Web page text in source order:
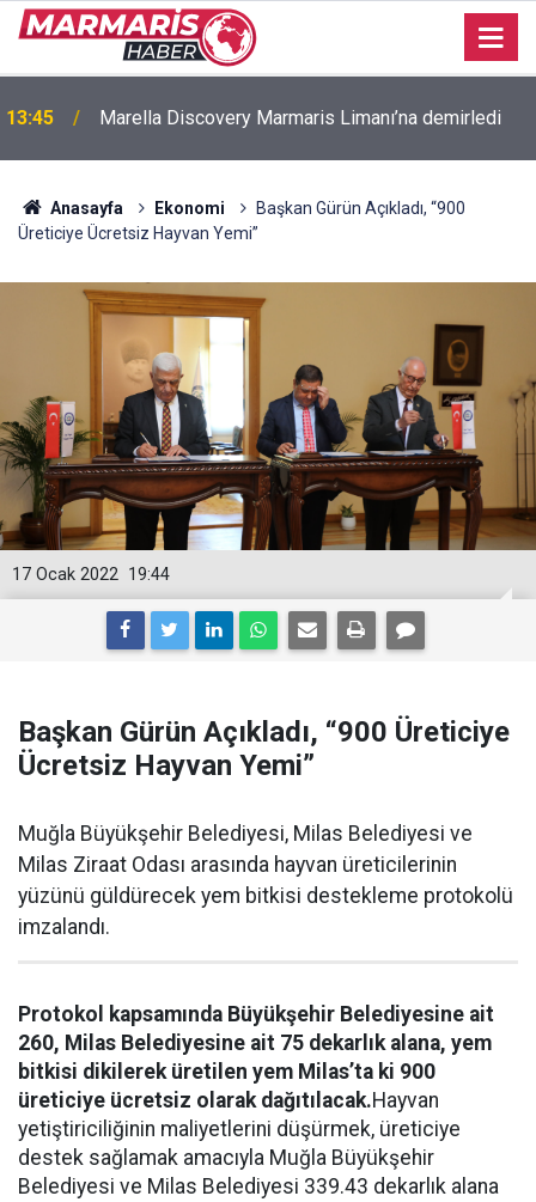
13:45 Marella Discovery Marmaris Limanı’na demirledi
Anasayfa Ekonomi
Başkan Gürün Açıkladı, “900
Üreticiye Ücretsiz Hayvan Yemi”
19:44
17 Ocak 2022
Başkan Gürün Açıkladı, “900 Üreticiye
Ücretsiz Hayvan Yemi”
Muğla Büyükşehir Belediyesi, Milas Belediyesi ve
Milas Ziraat Odası arasında hayvan üreticilerinin
yüzünü güldürecek yem bitkisi destekleme protokolü
imzalandı.
Protokol kapsamında Büyükşehir Belediyesine ait
260, Milas Belediyesine ait 75 dekarlık alana, yem
bitkisi dikilerek üretilen yem Milas’ta ki 900
üreticiye ücretsiz olarak dağıtılacak.Hayvan
yetiştiriciliğinin maliyetlerini düşürmek, üreticiye
destek sağlamak amacıyla Muğla Büyükşehir
Belediyesi ve Milas Belediyesi 339.43 dekarlık alana